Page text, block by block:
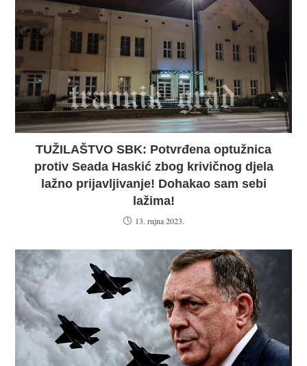
TUŽILAŠTVO SBK: Potvrđena optužnica
protiv Seada Haskić zbog krivičnog djela
lažno prijavljivanje! Dohakao sam sebi
lažima!
13. rujna 2023.